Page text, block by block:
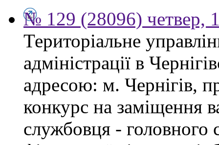
№ 129 (28096) четвер,
Територіальне
адміністрації в
адресою: м. Чернігів,
конкурс на заміщення
службовця - головного